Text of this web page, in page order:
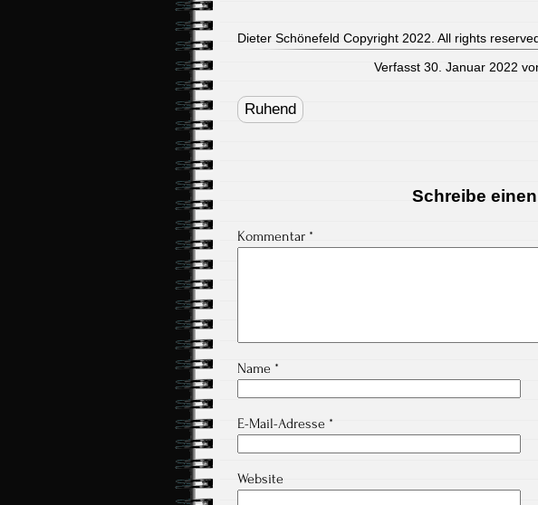
Dieter Schönefeld Copyright 2022. All rights
Verfasst 30. Januar 2022
navigation
Ruhend
Schreibe
Kommentar *
Name *
E-Mail-Adresse *
Website